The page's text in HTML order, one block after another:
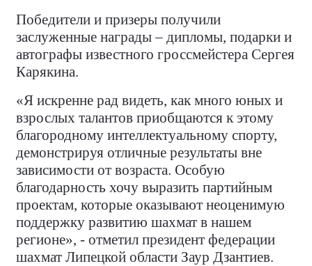
Победители и призеры получили
заслуженные награды – дипломы, подарки и
автографы известного гроссмейстера Сергея
Карякина.
«Я искренне рад видеть, как много юных и
взрослых талантов приобщаются к этому
благородному интеллектуальному спорту,
демонстрируя отличные результаты вне
зависимости от возраста. Особую
благодарность хочу выразить партийным
проектам, которые оказывают неоценимую
поддержку развитию шахмат в нашем
регионе», - отметил президент федерации
шахмат Липецкой области Заур Дзантиев.